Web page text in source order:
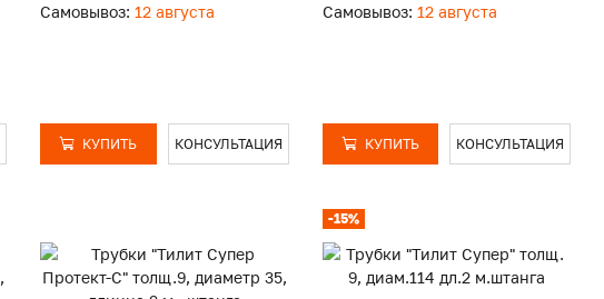
Самовывоз: 12 августа
КУПИТЬ КОНСУЛЬТАЦИЯ
Самовывоз: 12 августа
КУПИТЬ КОНСУЛЬТАЦИЯ
-15%